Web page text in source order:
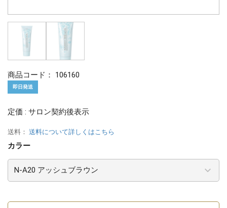
商品コード： 106160
即日発送
定価 : サロン契約後表示
送料： 送料について詳しくはこちら
カラー